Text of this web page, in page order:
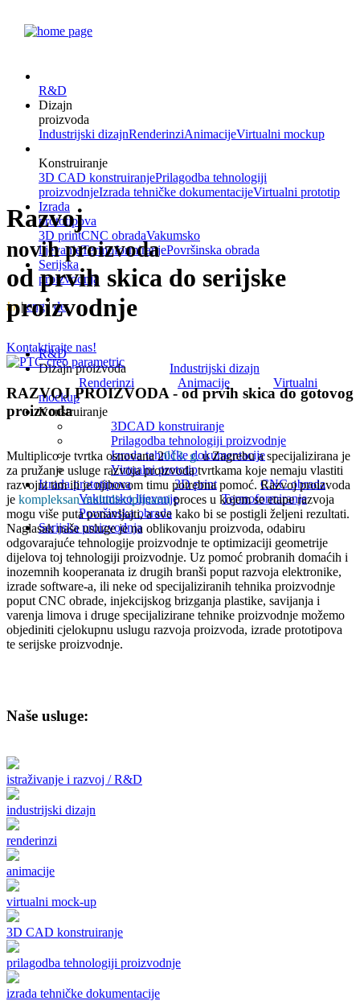
R&D
Dizajn
proizvoda
Industrijski dizajnRenderinziAnimacijeVirtualni mockup
Konstruiranje
3D CAD konstruiranjePrilagodba tehnologiji
proizvodnjeIzrada tehničke dokumentacijeVirtualni prototip
Izrada
prototipova
3D printCNC obradaVakumsko
lijevanjeTermoformiranjePovršinska obrada
Serijska
proizvodnja
hr|eng|de
R&D
Dizajn proizvoda
Industrijski dizajn
Renderinzi
Animacije
Virtualni
mockup
Konstruiranje
3DCAD konstruiranje
Prilagodba tehnologiji proizvodnje
Izrada tehničke dokumentacije
Virtualni prototip
Izrada prototipova
3D print
CNC obrada
Vakumsko lijevanje
Termoformiranje
Površinska obrada
Serijska proizvodnja
Razvoj
novih proizvoda
od prvih skica do serijske
proizvodnje
Kontaktirajte nas!
RAZVOJ PROIZVODA - od prvih skica do gotovog
proizvoda
Multiplico je tvrtka osnovana 2013. g.u Zagrebu a specijalizirana je
za pružanje usluge razvoja proizvoda tvrtkama koje nemaju vlastiti
razvojni tim ili je njihovom timu potrebna pomoć. Razvoj proizvoda
je kompleksan multidisciplinarniproces u kojem se etape razvoja
mogu više puta ponavljajti, a sve kako bi se postigli željeni rezultati.
Naglasak naše usluge je na oblikovanju proizvoda, odabiru
odgovarajuće tehnologije proizvodnje te optimizaciji geometrije
dijelova toj tehnologiji proizvodnje. Uz pomoć probranih domaćih i
inozemnih kooperanata iz drugih branši poput razvoja elektronike,
izrade software-a, ili neke od specijaliziranih tehnika proizvodnje
poput CNC obrade, injekcijskog brizganja plastike, savijanja i
varenja limova i druge specijalizirane tehnike proizvodnje možemo
objediniti cjelokupnu uslugu razvoja proizvoda, izrade prototipova
te serijske proizvodnje.
Naše usluge:
istraživanje i razvoj / R&D
industrijski dizajn
renderinzi
animacije
virtualni mock-up
3D CAD konstruiranje
prilagodba tehnologiji proizvodnje
izrada tehničke dokumentacije